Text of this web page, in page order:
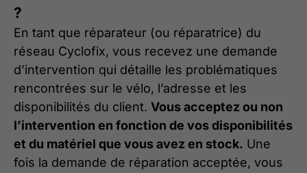
?
En tant que réparateur (ou réparatrice) du
réseau Cyclofix, vous recevez une demande
d’intervention qui détaille les problématiques
rencontrées sur le vélo, l’adresse et les
disponibilités du client. Vous acceptez ou non
l’intervention en fonction de vos disponibilités
et du matériel que vous avez en stock. Une
fois la demande de réparation acceptée, vous